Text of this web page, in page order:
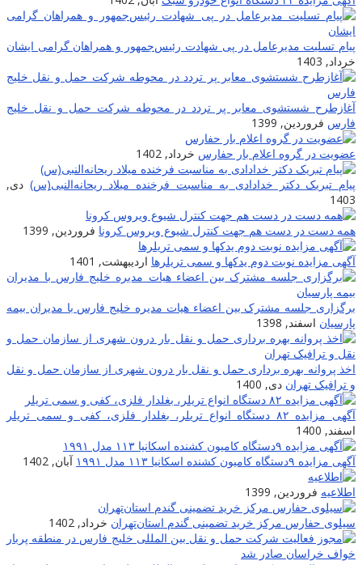
پیام تسلیت مدیرعامل در پی شهادت‌ رئیس‌جمهور و همراهان گرامی ایشان
خرداد, 1403
آغازطرح شستشوی معابر پر تردد در محوطه شرکت حمل و نقل خلیج
فارس فروردین, 1399
عضویت در گروه اعلام بار حفارس خرداد, 1402
پیام تبریک دکتر خدادادی به مناسبت فرخنده میلاد ریحانه‌النبی(س) دی,
1403
همه دست در دست هم جهت کنترل شیوع ویروس کرونا فروردین, 1399
آگهی مزایده نوبت دوم یدکها و سمی تریلرها اردیبهشت, 1401
برگزاری جلسه مشترک بین اعضاء هیات مدیره خلیج فارس با مدیران بیمه
پارسیان اسفند, 1398
اخذ پروانه بهره برداری حمل و نقل بار درون شهری از سازمان حمل و نقل
و ترافیک تهران دی, 1400
آگهی مزایده ۸۲ دستگاه انواع تریلر، بغلدار فلزی، کفی و سمی تریلر
اسفند, 1400
آگهی مزایده ۹دستگاه کامیون کشنده اسکانیا ۱۱۳ مدل ۱۹۹۱
آبان, 1402
اطلاعیه فروردین, 1399
سیلوی حفارس مرکز خرید تضمینی گندم استان‌تهران خرداد, 1402